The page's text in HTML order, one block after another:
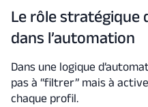
Le rôle stratégique
dans l’automation
Dans une logique
pas à “filtrer” mais à
chaque profil.